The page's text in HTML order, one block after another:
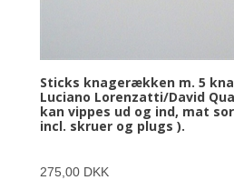
Sticks knagerækken m. 5
Luciano Lorenzatti/David
kan vippes ud og ind, mat
incl. skruer og plugs ).
275,00 DKK